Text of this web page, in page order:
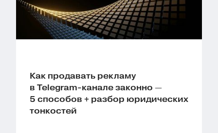
Как продавать рекламу
в Telegram-канале законно —
5 способов + разбор юридических
тонкостей